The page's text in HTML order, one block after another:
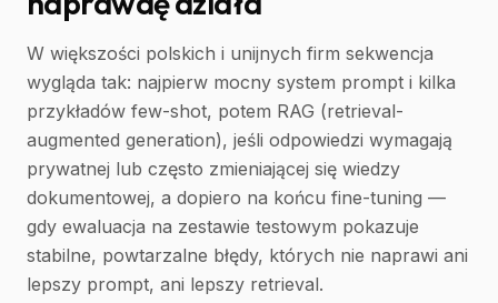
W większości polskich i unijnych firm sekwencja
wygląda tak: najpierw mocny system prompt i kilka
przykładów few-shot, potem RAG (retrieval-
augmented generation), jeśli odpowiedzi wymagają
prywatnej lub często zmieniającej się wiedzy
dokumentowej, a dopiero na końcu fine-tuning —
gdy ewaluacja na zestawie testowym pokazuje
stabilne, powtarzalne błędy, których nie naprawi ani
lepszy prompt, ani lepszy retrieval.